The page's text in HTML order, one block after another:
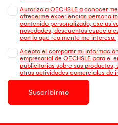
Autorizo a OECHSLE a conocer
ofrecerme experiencias
contenido personalizado,
novedades, descuentos
con lo que realmente me interesa.
Acepto el compartir mi
empresarial de OECHSLE para el
publicitarias sobre sus productos,
otras actividades comerciales de
Suscribirme